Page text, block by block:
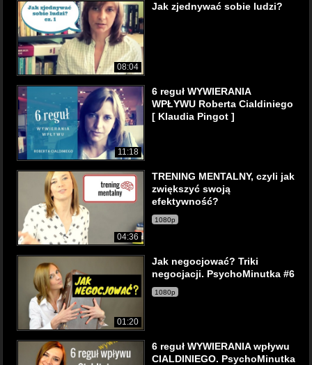
08:04
Jak zjednywać sobie ludzi?
11:18
6 reguł WYWIERANIA
WPŁYWU Roberta Cialdiniego
[ Klaudia Pingot ]
04:36
TRENING MENTALNY, czyli jak
zwiększyć swoją
efektywność?
1080p
01:20
Jak negocjować? Triki
negocjacji. PsychoMinutka #6
1080p
6 reguł WYWIERANIA wpływu
CIALDINIEGO. PsychoMinutka